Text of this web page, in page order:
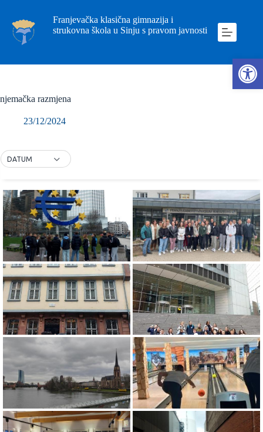
Franjevačka klasična gimnazija i
strukovna škola u Sinju s pravom javnosti
njemačka razmjena
23/12/2024
DATUM